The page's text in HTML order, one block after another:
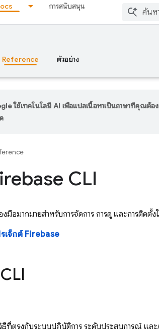
การสนับสนุน
Reference ตัวอย่าง
ใช้เทคโนโลยี AI เพื่อแปลเนื้อหาเป็นภาษาที่คุณต้อง
CLI
งมือมากมายสําหรับการจัดการ การดู และการติดตั้
เจ็กต์ Firebase
ธีที่ตรงกับระบบปฏิบัติการ ระดับประสบการณ์ แล